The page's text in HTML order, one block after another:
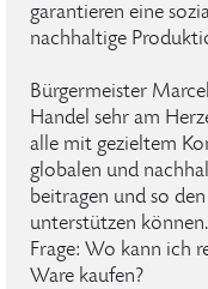
garantieren eine
nachhaltige
Bürgermeister
Handel sehr am
alle mit gezieltem
globalen und
beitragen und so
unterstützen
Frage: Wo kann ich
Ware kaufen?